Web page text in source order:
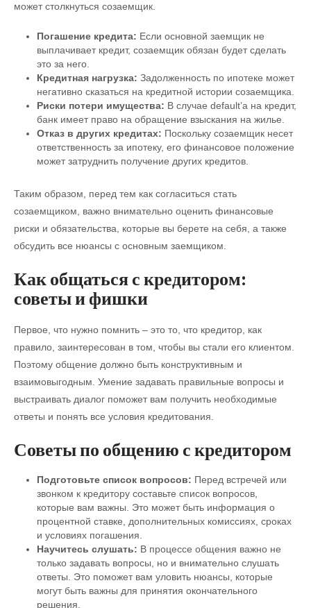
может столкнуться созаемщик.
Погашение кредита: Если основной заемщик не
выплачивает кредит, созаемщик обязан будет сделать
это за него.
Кредитная нагрузка: Задолженность по ипотеке может
негативно сказаться на кредитной истории созаемщика.
Риски потери имущества: В случае default’а на кредит,
банк имеет право на обращение взыскания на жилье.
Отказ в других кредитах: Поскольку созаемщик несет
ответственность за ипотеку, его финансовое положение
может затруднить получение других кредитов.
Таким образом, перед тем как согласиться стать
созаемщиком, важно внимательно оценить финансовые
риски и обязательства, которые вы берете на себя, а также
обсудить все нюансы с основным заемщиком.
Как общаться с кредитором:
советы и фишки
Первое, что нужно помнить – это то, что кредитор, как
правило, заинтересован в том, чтобы вы стали его клиентом.
Поэтому общение должно быть конструктивным и
взаимовыгодным. Умение задавать правильные вопросы и
выстраивать диалог поможет вам получить необходимые
ответы и понять все условия кредитования.
Советы по общению с кредитором
Подготовьте список вопросов: Перед встречей или
звонком к кредитору составьте список вопросов,
которые вам важны. Это может быть информация о
процентной ставке, дополнительных комиссиях, сроках
и условиях погашения.
Научитесь слушать: В процессе общения важно не
только задавать вопросы, но и внимательно слушать
ответы. Это поможет вам уловить нюансы, которые
могут быть важны для принятия окончательного
решения.